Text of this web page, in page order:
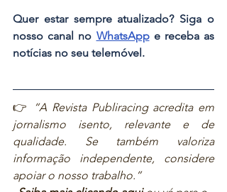
Quer estar sempre atualizado? Siga o
nosso canal no WhatsApp e receba as
notícias no seu telemóvel.
👉
“A Revista Publiracing acredita em
jornalismo isento, relevante e de
qualidade. Se também valoriza
informação independente, considere
apoiar o nosso trabalho.”